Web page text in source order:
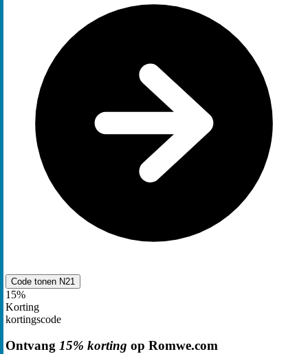
Code tonen N21
15%
Korting
kortingscode
Ontvang 15% korting op Romwe.com